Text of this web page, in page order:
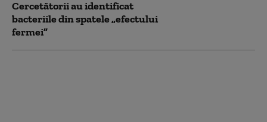
Cercetătorii au identificat
bacteriile din spatele „efectului
fermei”